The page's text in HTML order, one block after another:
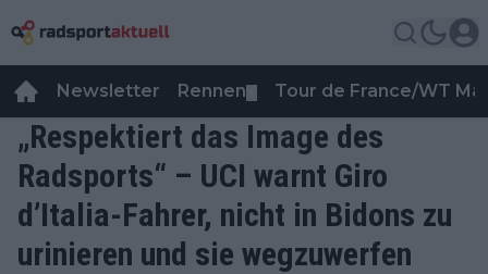
Newsletter Rennen Tour de France/WT
„Respektiert das Image des
Radsports“ – UCI warnt Giro
d’Italia-Fahrer, nicht in Bidons zu
urinieren und sie wegzuwerfen